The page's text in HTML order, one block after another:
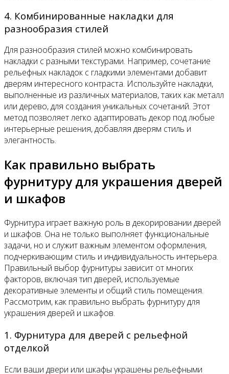
4. Комбинированные накладки для
разнообразия стилей
Для разнообразия стилей можно комбинировать
накладки с разными текстурами. Например, сочетание
рельефных накладок с гладкими элементами добавит
дверям интересного контраста. Используйте накладки,
выполненные из различных материалов, таких как металл
или дерево, для создания уникальных сочетаний. Этот
метод позволяет легко адаптировать декор под любые
интерьерные решения, добавляя дверям стиль и
элегантность.
Как правильно выбрать
фурнитуру для украшения дверей
и шкафов
Фурнитура играет важную роль в декорировании дверей
и шкафов. Она не только выполняет функциональные
задачи, но и служит важным элементом оформления,
подчеркивающим стиль и индивидуальность интерьера.
Правильный выбор фурнитуры зависит от многих
факторов, включая тип дверей, используемые
декоративные элементы и общий стиль помещения.
Рассмотрим, как правильно выбрать фурнитуру для
украшения дверей и шкафов.
1. Фурнитура для дверей с рельефной
отделкой
Если ваши двери или шкафы украшены рельефными